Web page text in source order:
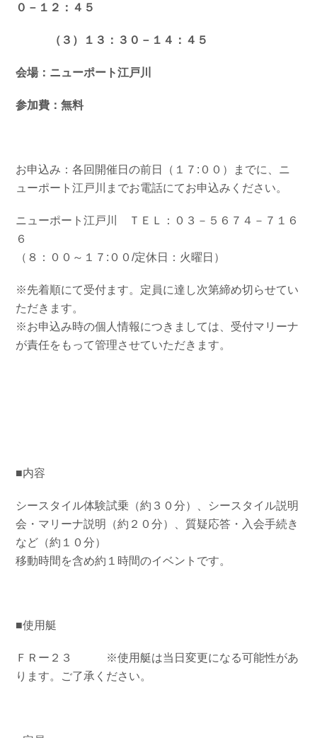
０－１２：４５
（３）１３：３０－１４：４５
会場：ニューポート江戸川
参加費：無料
お申込み：各回開催日の前日（１７:００）までに、ニ
ューポート江戸川までお電話にてお申込みください。
ニューポート江戸川 ＴＥＬ：０３－５６７４－７１６
６
（８：００～１７:００/定休日：火曜日）
※先着順にて受付ます。定員に達し次第締め切らせてい
ただきます。
※お申込み時の個人情報につきましては、受付マリーナ
が責任をもって管理させていただきます。
■内容
シースタイル体験試乗（約３０分）、シースタイル説明
会・マリーナ説明（約２０分）、質疑応答・入会手続き
など（約１０分）
移動時間を含め約１時間のイベントです。
■使用艇
ＦＲー２３ ※使用艇は当日変更になる可能性があ
ります。ご了承ください。